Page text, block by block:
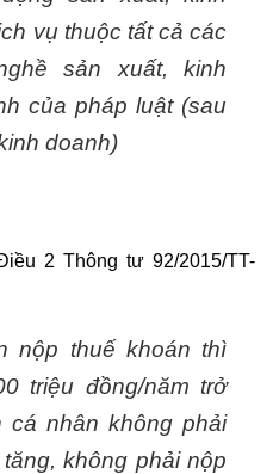
vụ thuộc tất cả các
sản xuất, kinh
của pháp luật (sau
doanh)
2 Thông tư 92/2015/TT-
nộp thuế khoán thì
triệu đồng/năm trở
cá nhân không phải
không phải nộp